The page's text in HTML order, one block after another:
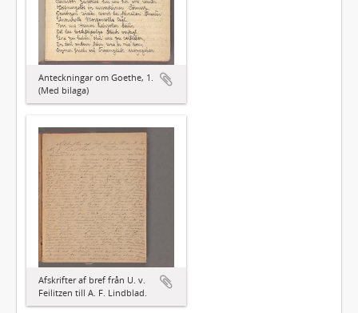
Anteckningar om Goethe, 1.
(Med bilaga)
Afskrifter af bref från U. v.
Feilitzen till A. F. Lindblad.